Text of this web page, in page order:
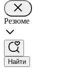
Резюме
Найти